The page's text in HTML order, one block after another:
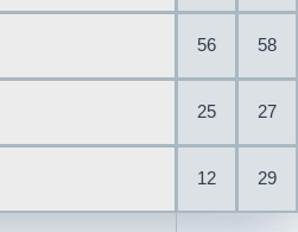
56 58
25 27
12 29